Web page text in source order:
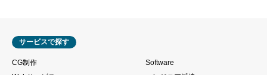
サービスで探す
CG制作
Software